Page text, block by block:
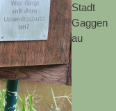
Stadt
Gaggen
au